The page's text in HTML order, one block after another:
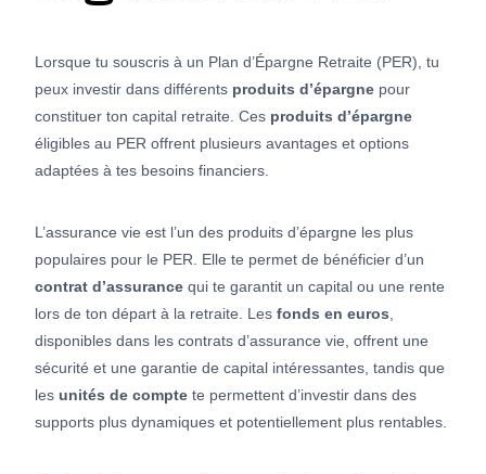
Lorsque tu souscris à un Plan d’Épargne Retraite (PER), tu
peux investir dans différents produits d’épargne pour
constituer ton capital retraite. Ces produits d’épargne
éligibles au PER offrent plusieurs avantages et options
adaptées à tes besoins financiers.
L’assurance vie est l’un des produits d’épargne les plus
populaires pour le PER. Elle te permet de bénéficier d’un
contrat d’assurance qui te garantit un capital ou une rente
lors de ton départ à la retraite. Les fonds en euros
disponibles dans les contrats d’assurance vie, offrent une
sécurité et une garantie de capital intéressantes, tandis que
les unités de compte te permettent d’investir dans des
supports plus dynamiques et potentiellement plus rentables.